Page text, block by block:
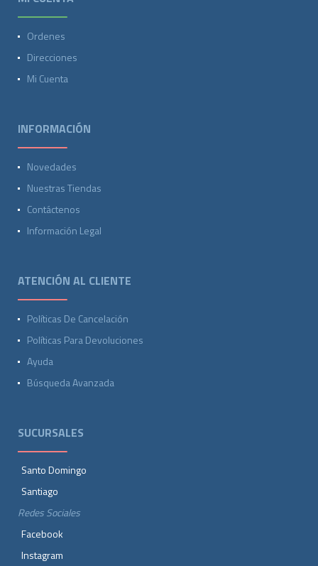
Ordenes
Direcciones
Mi Cuenta
INFORMACIÓN
Novedades
Nuestras Tiendas
Contáctenos
Información Legal
ATENCIÓN AL CLIENTE
Políticas De Cancelación
Políticas Para Devoluciones
Ayuda
Búsqueda Avanzada
SUCURSALES
Santo Domingo
Santiago
Redes Sociales
Facebook
Instagram